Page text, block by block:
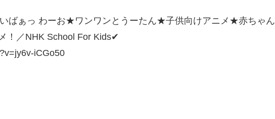
ばぁっ わーお★ワンワンとうーたん★子供向けアニメ★赤ちゃん
！／NHK School For Kids✔
iCGo50